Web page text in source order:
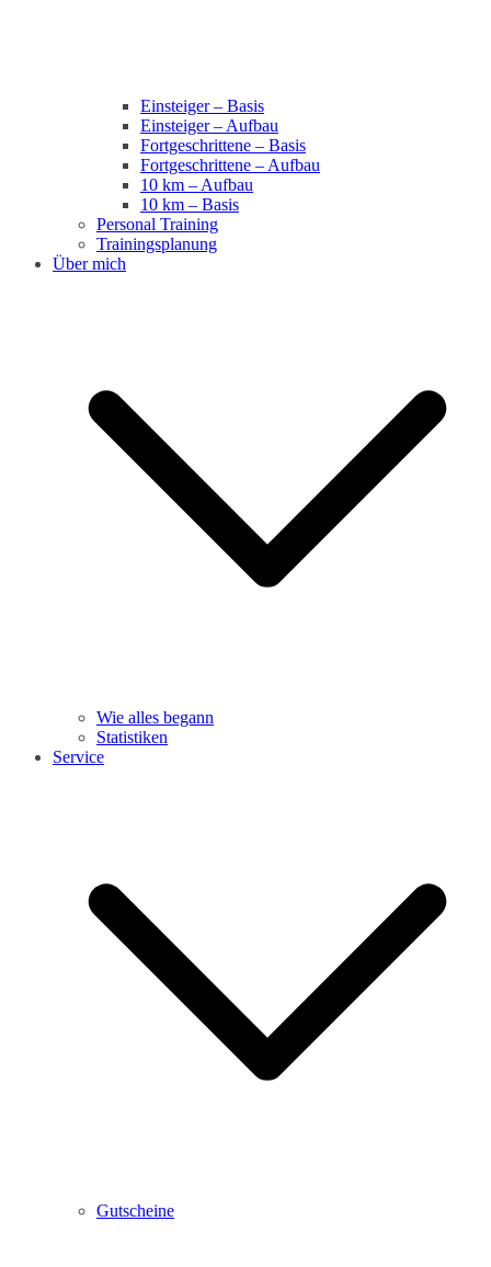
Einsteiger – Basis
Einsteiger – Aufbau
Fortgeschrittene – Basis
Fortgeschrittene – Aufbau
10 km – Aufbau
10 km – Basis
Personal Training
Trainingsplanung
Über mich
Wie alles begann
Statistiken
Service
Gutscheine